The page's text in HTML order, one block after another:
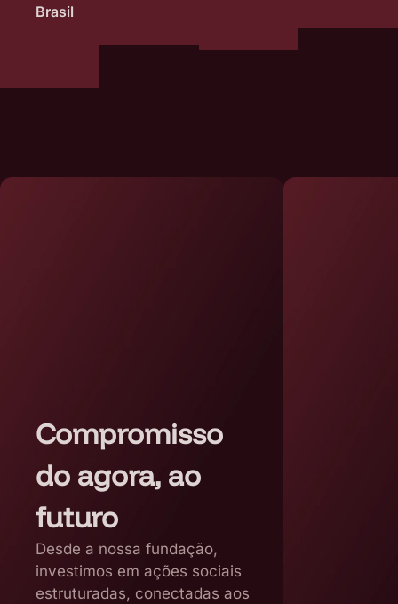
Brasil
Compromisso
do agora, ao
futuro
Desde a nossa fundação,
investimos em ações sociais
estruturadas, conectadas aos